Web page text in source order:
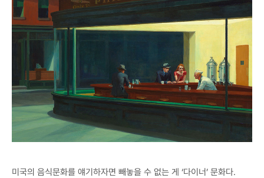
미국의 음식문화를 얘기하자면 빼놓을 수 없는 게 ‘다이너’ 문화다.